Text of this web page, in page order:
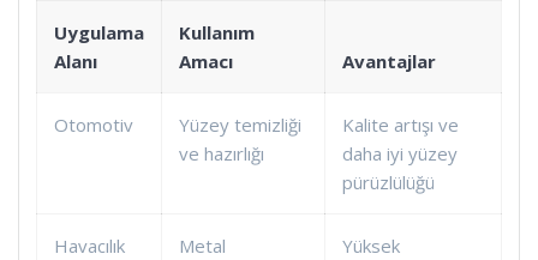
Uygulama
Alanı
Kullanım
Amacı
Avantajlar
Otomotiv
Yüzey temizliği
ve hazırlığı
Kalite artışı ve
daha iyi yüzey
pürüzlülüğü
Havacılık
Metal
Yüksek